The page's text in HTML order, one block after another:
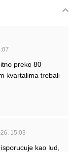
preko 80
kvartalima trebali
15:03
kao lud,